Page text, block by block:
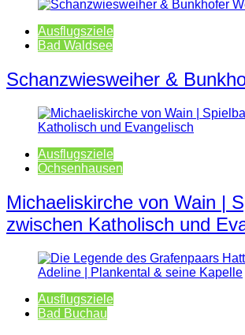
Ausflugsziele
Bad Waldsee
Schanzwiesweiher &
Ausflugsziele
Ochsenhausen
Michaeliskirche von Wain |
zwischen Katholisch und
Ausflugsziele
Bad Buchau